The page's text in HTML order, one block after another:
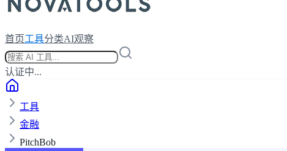
首页工具分类AI观察
认证中...
工具
金融
PitchBob